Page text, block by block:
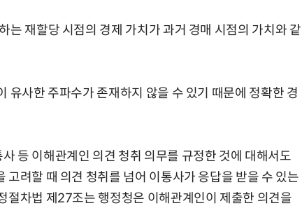
는 재할당 시점의 경제 가치가 과거 경매 시점의 가치와 같
유사한 주파수가 존재하지 않을 수 있기 때문에 정확한 경
등 이해관계인 의견 청취 의무를 규정한 것에 대해서도
려할 때 의견 청취를 넘어 이통사가 응답을 받을 수 있는
절차법 제27조는 행정청은 이해관계인이 제출한 의견을